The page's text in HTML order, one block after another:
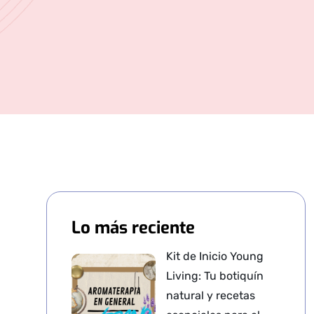
Lo más reciente
Kit de Inicio Young
Living: Tu botiquín
natural y recetas